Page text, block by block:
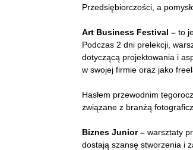
Przedsiębiorczości, a
Art Business Festival – to
Podczas 2 dni prelekcji,
dotyczącą projektowania i
w swojej firmie oraz jako
Hasłem przewodnim
związane z branżą
Biznes Junior – warsztaty
dostają szansę stworzenia i